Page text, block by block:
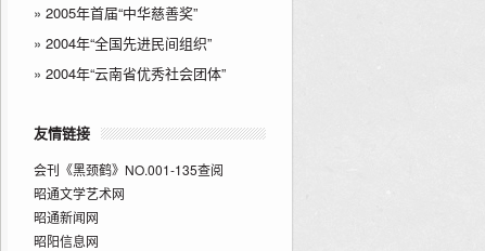
» 2005年首届“中华慈善奖”
» 2004年“全国先进民间组织”
» 2004年“云南省优秀社会团体”
友情链接
会刊《黑颈鹤》NO.001-135查阅
昭通文学艺术网
昭通新闻网
昭阳信息网